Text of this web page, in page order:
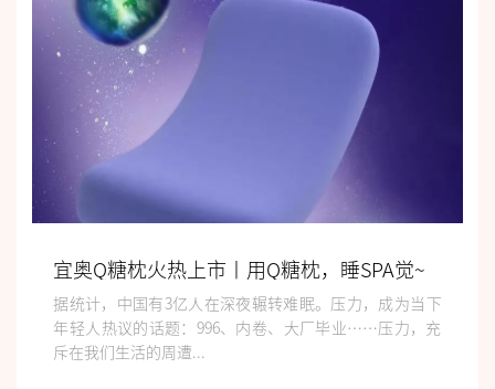
宜奥Q糖枕火热上市丨用Q糖枕，睡SPA觉~
据统计，中国有3亿人在深夜辗转难眠。压力，成为当下
年轻人热议的话题：996、内卷、大厂毕业……压力，充
斥在我们生活的周遭...